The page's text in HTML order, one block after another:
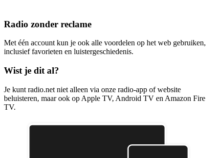
Radio zonder reclame
Met één account kun je ook alle voordelen op het web gebruiken,
inclusief favorieten en luistergeschiedenis.
Wist je dit al?
Je kunt radio.net niet alleen via onze radio-app of website
beluisteren, maar ook op Apple TV, Android TV en Amazon Fire
TV.